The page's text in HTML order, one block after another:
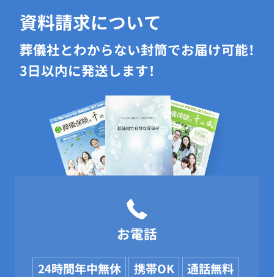
資料請求について
葬儀社とわからない封筒でお届け可能！
3日以内に発送します！
お電話
24時間年中無休 携帯OK 通話無料